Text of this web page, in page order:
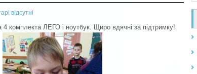
відсутні
комплекта ЛЕГО і ноутбук. Щиро вдячні за підтримку!